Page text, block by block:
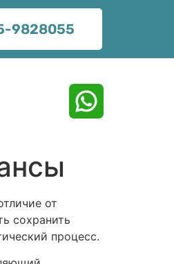
9828055
от
сохранить
процесс.